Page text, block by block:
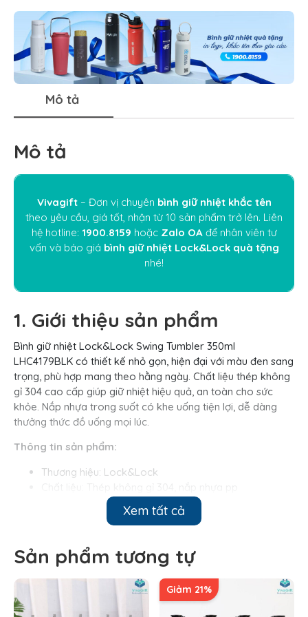
Mô tả
Mô tả
Vivagift– Đơn vị chuyên bình giữ nhiệt khắc tên
theo yêu cầu, giá tốt, nhận từ 10 sản phẩm trở lên. Liên
hệ hotline: 1900.8159 hoặc Zalo OAđể nhân viên tư
vấn và báo giá bình giữ nhiệt Lock&Lock quà tặng
nhé!
1. Giới thiệu sản phẩm
Bình giữ nhiệt Lock&Lock Swing Tumbler 350ml
LHC4179BLK có thiết kế nhỏ gọn, hiện đại với màu đen sang
trọng, phù hợp mang theo hằng ngày. Chất liệu thép không
gỉ 304 cao cấp giúp giữ nhiệt hiệu quả, an toàn cho sức
khỏe. Nắp nhựa trong suốt có khe uống tiện lợi, dễ dàng
thưởng thức đồ uống mọi lúc.
Thông tin sản phẩm:
Thương hiệu: Lock&Lock
Kích thước: 15x25x10cm
2. Đặc điểm sản phẩm
Các đặc điểm nổi bật củabình giữ nhiệt Lock&Lock
như
sau:
Xem tất cả
Sản phẩm tương tự
Giảm 21%